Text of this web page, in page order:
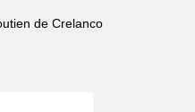
de Crelanco